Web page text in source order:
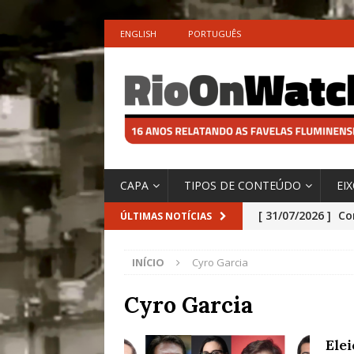
ENGLISH PORTUGUÊS
CAPA TIPOS DE CONTEÚDO
ÚLTIMAS NOTÍCIAS [ 31/07/2026 ]
Especial do
INÍCIO Cyro Garcia
Cyro Garcia